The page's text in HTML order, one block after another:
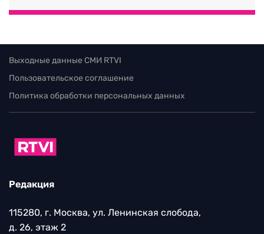
Выходные данные СМИ RTVI
Пользовательское соглашение
Политика обработки персональных данных
Редакция
115280, г. Москва, ул. Ленинская слобода,
д. 26, этаж 2